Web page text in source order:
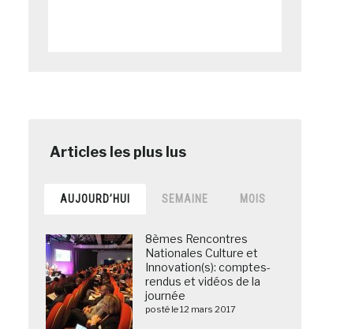
AUJOURD’HUI SEMAINE MOIS
8èmes Rencontres
Nationales Culture et
Innovation(s): comptes-
rendus et vidéos de la
journée
posté le 12 mars 2017